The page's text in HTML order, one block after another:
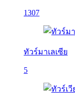
1307
ทัวร์มาเลเซีย
5